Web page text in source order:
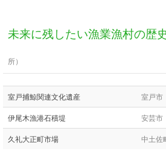
未来に残したい漁業漁村の歴
所）
室戸捕鯨関連文化遺産 室戸市
伊尾木漁港石積堤 安芸市
久礼大正町市場 中土佐